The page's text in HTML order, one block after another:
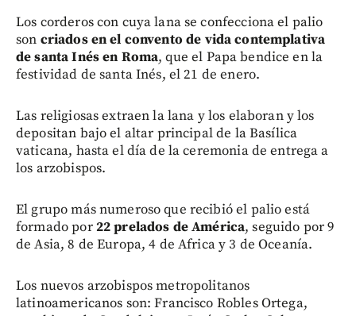
Los corderos con cuya lana se confecciona el palio
son criados en el convento de vida contemplativa
de santa Inés en Roma, que el Papa bendice en la
festividad de santa Inés, el 21 de enero.
Las religiosas extraen la lana y los elaboran y los
depositan bajo el altar principal de la Basílica
vaticana, hasta el día de la ceremonia de entrega a
los arzobispos.
El grupo más numeroso que recibió el palio está
formado por22 prelados de América, seguido por 9
de Asia, 8 de Europa, 4 de Africa y 3 de Oceanía.
Los nuevos arzobispos metropolitanos
latinoamericanos son: Francisco Robles Ortega,